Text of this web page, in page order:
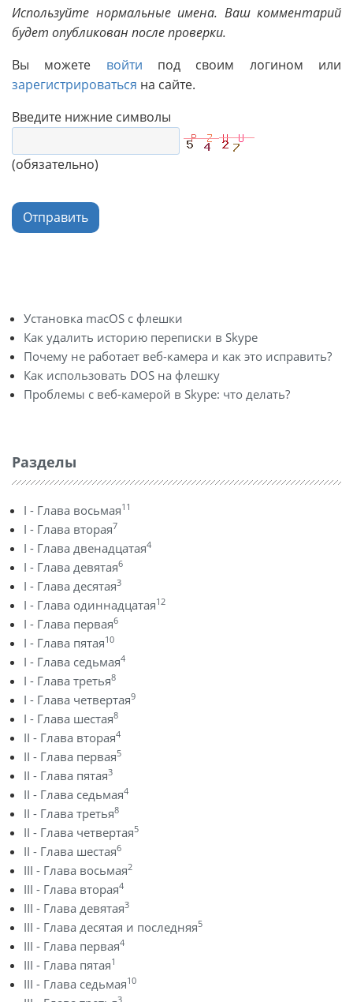
Используйте нормальные имена. Ваш комментарий
будет опубликован после проверки.
Вы можете войти под своим логином или
зарегистрироваться на сайте.
Введите нижние символы
(обязательно)
Отправить
Установка macOS с флешки
Как удалить историю переписки в Skype
Почему не работает веб-камера и как это исправить?
Как использовать DOS на флешку
Проблемы с веб-камерой в Skype: что делать?
Разделы
I - Глава восьмая11
I - Глава вторая7
I - Глава двенадцатая4
I - Глава девятая6
I - Глава десятая3
I - Глава одиннадцатая12
I - Глава первая6
I - Глава пятая10
I - Глава седьмая4
I - Глава третья8
I - Глава четвертая9
I - Глава шестая8
II - Глава вторая4
II - Глава первая5
II - Глава пятая3
II - Глава седьмая4
II - Глава третья8
II - Глава четвертая5
II - Глава шестая6
III - Глава восьмая2
III - Глава вторая4
III - Глава девятая3
III - Глава десятая и последняя5
III - Глава первая4
III - Глава пятая1
III - Глава седьмая10
3